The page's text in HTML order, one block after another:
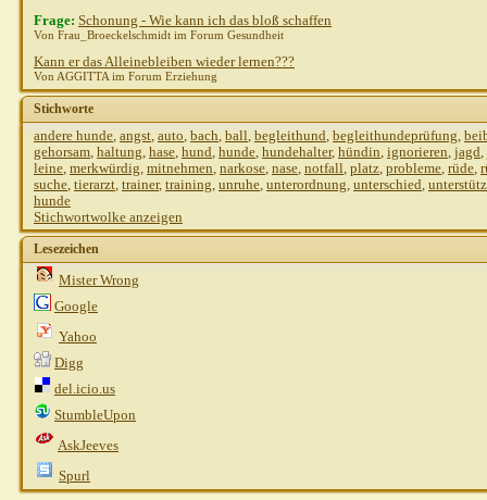
Frage: Schonung - Wie kann ich das bloß schaffen
Von Frau_Broeckelschmidt im Forum Gesundheit
Kann er das Alleinebleiben wieder lernen???
Von AGGITTA im Forum Erziehung
Stichworte
andere hunde, angst, auto, bach, ball, begleithund, begleithundeprüfung,
gehorsam, haltung, hase, hund, hunde, hundehalter, hündin, ignorieren, jagd,
leine, merkwürdig, mitnehmen, narkose, nase, notfall, platz, probleme, rüde,
suche, tierarzt, trainer, training, unruhe, unterordnung, unterschied,
hunde
Stichwortwolke anzeigen
Lesezeichen
Mister Wrong
Google
Yahoo
Digg
del.icio.us
StumbleUpon
AskJeeves
Spurl